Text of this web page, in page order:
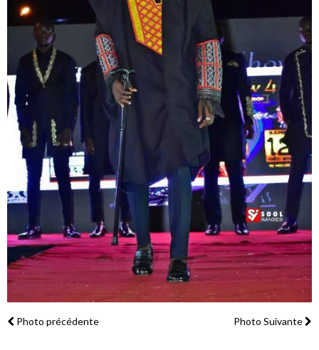
Photo précédente Photo Suivante